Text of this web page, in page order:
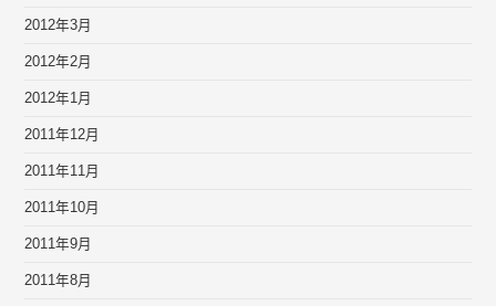
2012年3月
2012年2月
2012年1月
2011年12月
2011年11月
2011年10月
2011年9月
2011年8月